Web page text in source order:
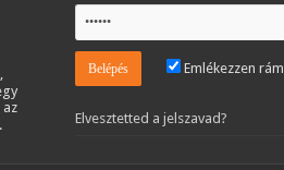
Emlékezzen rám
Elvesztetted a jelszavad?